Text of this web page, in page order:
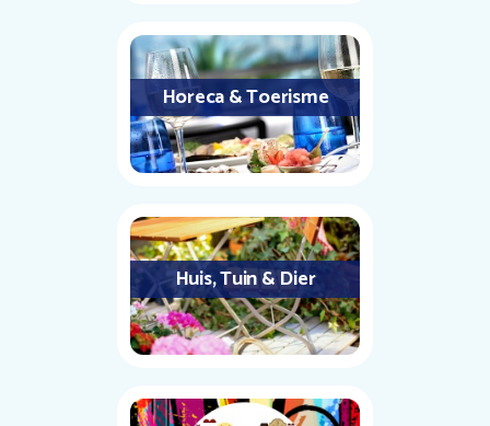
Horeca & Toerisme
Huis, Tuin & Dier